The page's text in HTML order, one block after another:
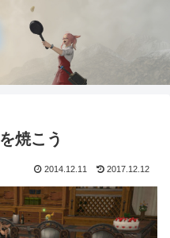
焼こう
2014.12.11 2017.12.12